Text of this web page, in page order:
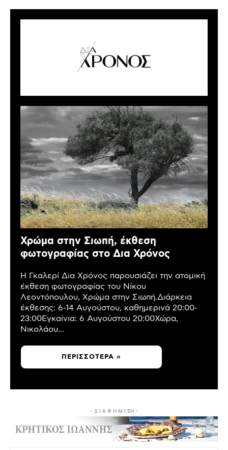
Χρώμα στην Σιωπή, έκθεση
φωτογραφίας στο Δια Χρόνος
Η Γκαλερί Δια Χρόνος παρουσιάζει την ατομική
έκθεση φωτογραφίας του Νίκου
Λεοντόπουλου, Χρώμα στην Σιωπή.Διάρκεια
έκθεσης: 6-14 Αυγούστου, καθημερινά 20:00-
23:00Εγκαίνια: 6 Αυγούστου 20:00Χώρα,
Νικολάου...
ΠΕΡΙΣΣΌΤΕΡΑ »
- Δ Ι Α Φ Η Μ Ι ΣΗ -